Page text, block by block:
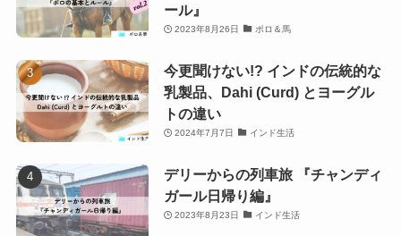
ール』
2023年8月26日 ポロ＆馬
今更聞けない!? インドの伝統的な
乳製品、Dahi (Curd) とヨーグル
トの違い
2024年7月7日 インド生活
デリーからの列車旅 『チャンディ
ガール日帰り編』
2023年8月23日 インド生活